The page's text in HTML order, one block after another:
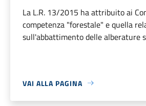
La L.R. 13/2015 ha attribuito ai
competenza "forestale" e quella
sull'abbattimento delle alberature
VAI ALLA PAGINA